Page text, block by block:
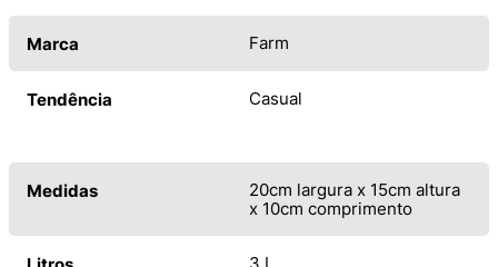
Marca Farm
Tendência Casual
Medidas
20cm largura x 15cm altura
x 10cm comprimento